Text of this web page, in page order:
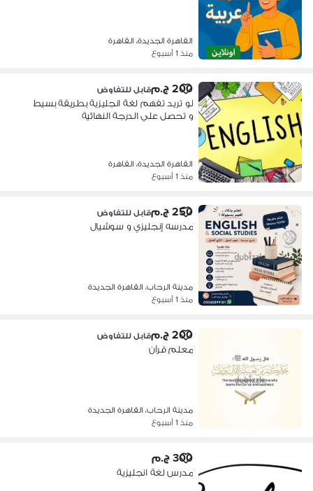
القاهرة الجديدة، القاهرة
منذ 1 أسبوع
200 ج.م قابل للتفاوض
لو تريد تفهم لغة انجليزية بطريقة بسيط
و تحصل علي الدرجة النهائية
القاهرة الجديدة، القاهرة
منذ 1 أسبوع
250 ج.م قابل للتفاوض
مدرسه إنجليزي و سوشيال
مدينة الرحاب، القاهرة الجديدة
منذ 1 أسبوع
200 ج.م قابل للتفاوض
معلم قرآن
مدينة الرحاب، القاهرة الجديدة
منذ 1 أسبوع
300 ج.م
مدرس لغة انجليزية